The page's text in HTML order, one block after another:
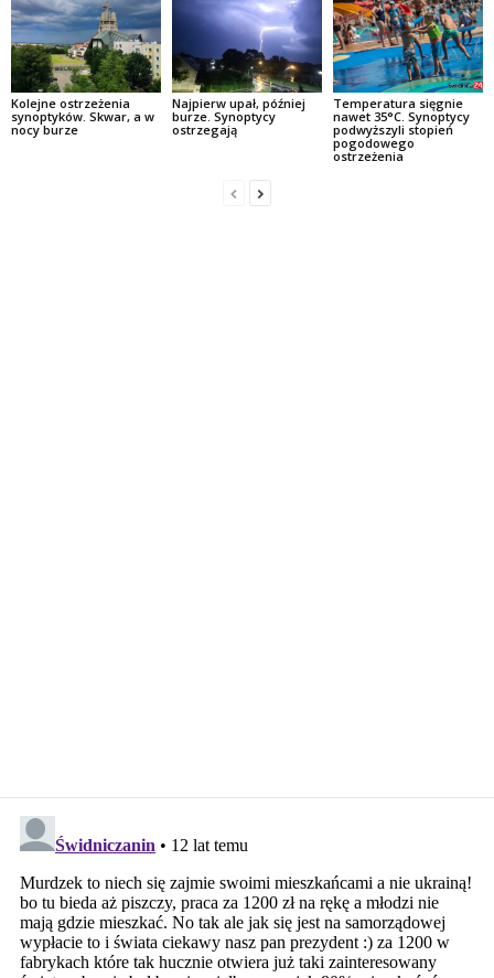
Kolejne ostrzeżenia
synoptyków. Skwar, a w
nocy burze
Najpierw upał, później
burze. Synoptycy
ostrzegają
Temperatura sięgnie
nawet 35°C. Synoptycy
podwyższyli stopień
pogodowego
ostrzeżenia